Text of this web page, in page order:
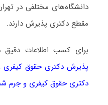
دانشگاه‌های مختلفی در
مقطع دکتری پذیرش دارند.
برای کسب اطلاعات
پذیرش دکتری ﺣﻘﻮق
دکتری ﺣﻘﻮق کیفری و جرم